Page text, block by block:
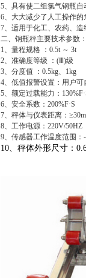
5、具有使二组氯气钢瓶自
6、大大减少了人工操作的
7、适用于化工、农药、造
二、钢瓶秤主要技术参数：
1、量程规格 ：0.5t ～ 3t
2、准确度等级 ：(Ⅲ)级
3、分度值 ：0.5kg、1kg
4、低值报警设置：用户可
5、额定过载能力：
6、安全系数：200%F·S
7、秤体与仪表距离：≥30m
8、工作电源：220V/50HZ
9、传感器工作温度范围
10、秤体外形尺寸：